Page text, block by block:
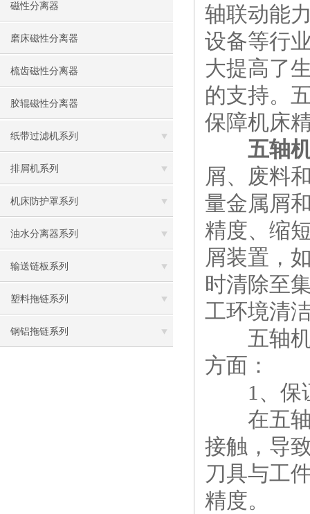
磁性分离器
磨床磁性分离器
梳齿磁性分离器
胶辊磁性分离器
纸带过滤机系列
排屑机系列
机床防护罩系列
油水分离器系列
输送链板系列
塑料拖链系列
钢铝拖链系列
轴联动能
设备等行
大提高了
的支持。
保障机床
五轴
屑、废料
量金属屑
精度、缩
屑装置，
时清除至
工环境清
五轴机
方面：
1、保
在五轴
接触，导
刀具与工
精度。